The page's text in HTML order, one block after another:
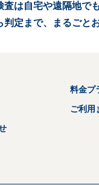
は自宅や遠隔地で
定まで、まるごと
料金プ
ご利用